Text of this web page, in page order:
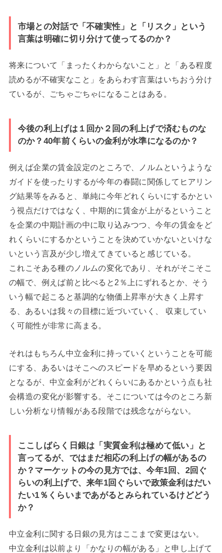
市場との対話で「不確実性」と「リスク」という
言葉は明確に切り分けて使ってるのか？
将来について「まったくわからないこと」と「ある程度
読めるが不確実なこと」をあらわす言葉はいちおう分け
ているが、ごちゃごちゃになることはある。
今後の利上げは１回か２回の利上げで済むものな
のか？40年前くらいの金利が水準になるのか？
例えば企業の賃金設定のところで、ノルムというような
ガイドを使ったりするが今年の春闘に関係してヒアリン
グ結果等をみると、単純に今年どれくらいにするかとい
う視点だけではなく、中期的に賃金が上がるということ
を企業の中期計画の中に取り込みつつ、今年の賃金をど
れくらいにするかということを決めていかないといけな
いという言及が少し増えてきていると感じている。
これこそある種のノルムの変化であり、それがそこそこ
の幅で、例えば前と比べると2％上にずれるとか、そう
いう幅で起こると基調的な物価上昇率が大きく上昇す
る、あるいは我々の目標に近づいていく、 収束してい
く可能性が非常に高まる。
それはもちろん中立金利に持っていくということを可能
にする、あるいはそこへのスピードを早めるという要因
となるが、中立金利がどれくらいにあるかという点も社
会構造の変化が影響する。そこについては今のところ新
しい分析なり情報がある段階では残念ながらない。
ここしばらく日銀は「実質金利は極めて低い」と
言ってるが、ではまだ相応の利上げの幅があるの
か？マーケットの今の見方では、今年1回、2回ぐ
らいの利上げで、来年1回ぐらいで政策金利はだい
たい1％くらいまであがるとみられているけどどう
か？
中立金利に関する日銀の見方はここまで変更はない。
中立金利は以前より「かなりの幅がある」と申し上げて